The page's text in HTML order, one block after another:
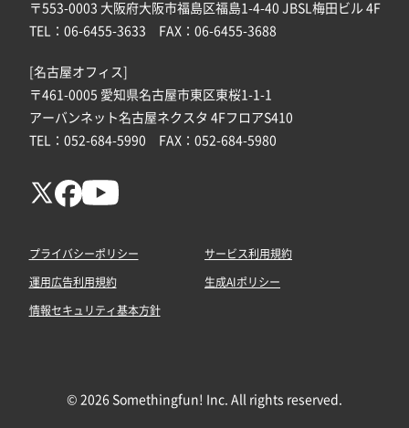
〒553-0003 大阪府大阪市福島区福島1-4-40 JBSL梅田ビル 4F
TEL：06-6455-3633 FAX：06-6455-3688
[名古屋オフィス]
〒461-0005 愛知県名古屋市東区東桜1-1-1
アーバンネット名古屋ネクスタ 4FフロアS410
TEL：052-684-5990 FAX：052-684-5980
プライバシーポリシー サービス利用規約
運用広告利用規約 生成AIポリシー
情報セキュリティ基本方針
© 2026 Somethingfun! Inc. All rights reserved.